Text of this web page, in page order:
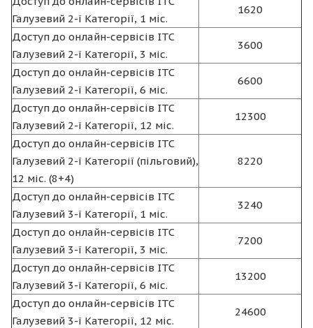
Галузевий 2-ї Категорії, 1 міс.
1620
Доступ до онлайн-сервісів ІТС
Галузевий 2-ї Категорії, 3 міс.
3600
Доступ до онлайн-сервісів ІТС
Галузевий 2-ї Категорії, 6 міс.
6600
Доступ до онлайн-сервісів ІТС
Галузевий 2-ї Категорії, 12 міс.
12300
Доступ до онлайн-сервісів ІТС
Галузевий 2-ї Категорії (пільговий),
12 міс. (8+4)
8220
Доступ до онлайн-сервісів ІТС
Галузевий 3-ї Категорії, 1 міс.
3240
Доступ до онлайн-сервісів ІТС
Галузевий 3-ї Категорії, 3 міс.
7200
Доступ до онлайн-сервісів ІТС
Галузевий 3-ї Категорії, 6 міс.
13200
Доступ до онлайн-сервісів ІТС
Галузевий 3-ї Категорії, 12 міс.
24600